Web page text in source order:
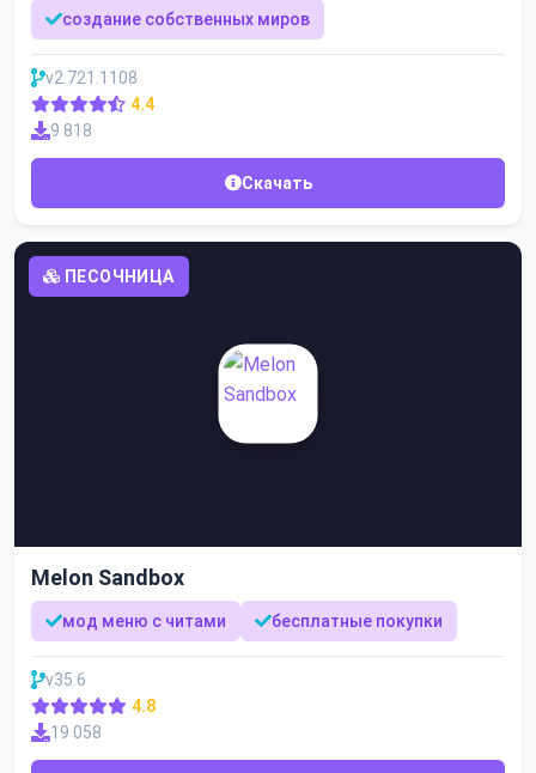
создание собственных миров
v2.721.1108
4.4
9 818
Скачать
ПЕСОЧНИЦА
Melon Sandbox
мод меню с читами бесплатные покупки
v35.6
4.8
19 058